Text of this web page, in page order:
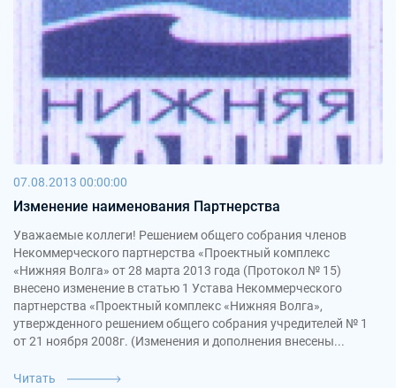
07.08.2013 00:00:00
Изменение наименования Партнерства
Уважаемые коллеги! Решением общего собрания членов
Некоммерческого партнерства «Проектный комплекс
«Нижняя Волга» от 28 марта 2013 года (Протокол № 15)
внесено изменение в статью 1 Устава Некоммерческого
партнерства «Проектный комплекс «Нижняя Волга»,
утвержденного решением общего собрания учредителей № 1
от 21 ноября 2008г. (Изменения и дополнения внесены...
Читать